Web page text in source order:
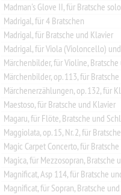
Madman's Glove II, für Bratsche solo
Madrigal, für 4 Bratschen
Madrigal, für Bratsche und Klavier
Madrigal, für Viola (Violoncello)
Märchenbilder, für Violine, Bratsche
Märchenbilder, op. 113, für
Märchenerzählungen, op. 132, für
Maestoso, für Bratsche und Klavier
Magaru, für Flöte, Bratsche und
Maggiolata, op. 15, Nr. 2, für
Magic Carpet Concerto, für
Magica, für Mezzosopran, Bratsche
Magnificat, Asp 114, für Bratsche
Magnificat, für Sopran, Bratsche